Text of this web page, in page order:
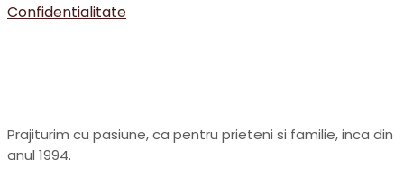
Confidentialitate
Prajiturim cu pasiune, ca pentru prieteni si familie, inca din
anul 1994.